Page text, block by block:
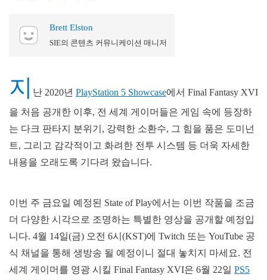
Brett Elston
SIE의 콘텐츠 커뮤니케이션 매니저
지 난 2020년 PlayStation 5 Showcase에서 Final Fantasy XVI
을 처음 공개한 이후, 전 세계 게이머들은 게임 속에 등장하
는 다크 판타지 분위기, 강력한 소환수, 그 힘을 품은 도미넌
트, 그리고 감각적이고 화려한 전투 시스템 등 더욱 자세한
내용을 오래도록 기다려 왔습니다.
이번 주 금요일 예정된 State of Play에서는 이번 작품을 조금
더 다양한 시각으로 조명하는 특별한 영상을 공개할 예정입
니다. 4월 14일(금) 오전 6시(KST)에 Twitch 또는 YouTube 공
식 채널을 통해 생방송 될 예정이니 절대 놓치지 마세요. 전
세계 게이머를 영광 시킬 Final Fantasy XVI은 6월 22일 PS5